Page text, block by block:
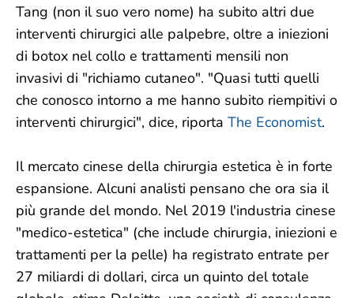
Tang (non il suo vero nome) ha subito altri due
interventi chirurgici alle palpebre, oltre a iniezioni
di botox nel collo e trattamenti mensili non
invasivi di "richiamo cutaneo". "Quasi tutti quelli
che conosco intorno a me hanno subito riempitivi o
interventi chirurgici", dice, riporta The Economist.
Il mercato cinese della chirurgia estetica è in forte
espansione. Alcuni analisti pensano che ora sia il
più grande del mondo. Nel 2019 l'industria cinese
"medico-estetica" (che include chirurgia, iniezioni e
trattamenti per la pelle) ha registrato entrate per
27 miliardi di dollari, circa un quinto del totale